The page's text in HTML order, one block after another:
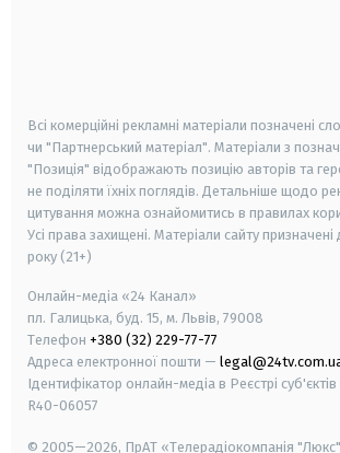
Всі комерційні рекламні матеріали позначені
чи "Партнерський матеріал". Матеріали з
"Позиція" відображають позицію авторів та
не поділяти їхніх поглядів. Детальніше щодо
цитування можна ознайомитись в правилах
Усі права захищені. Матеріали сайту призначені
року (21+)
Онлайн-медіа «24 Канал»
пл. Галицька, буд. 15, м. Львів, 79008
Телефон +380 (32) 229-77-77
Адреса електронної пошти —
Ідентифікатор онлайн-медіа в Реєстрі
R40-06057
© 2005—2026, ПрАТ «Телерадіокомпанія